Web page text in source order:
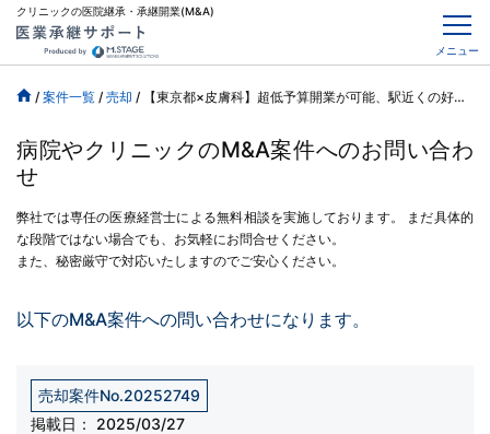
クリニックの医院継承・承継開業(M&A)
メニュー
/ 案件一覧 / 売却 / 【東京都×皮膚科】超低予算開業が可能、駅近くの好立地、保険診療中心
病院やクリニックのM&A案件へのお問い合わ
せ
弊社では専任の医療経営士による無料相談を実施しております。
まだ具体的
な段階ではない場合でも、お気軽にお問合せください。
また、秘密厳守で対応いたしますのでご安心ください。
以下のM&A案件への問い合わせになります。
売却案件No.20252749
掲載日：
2025/03/27